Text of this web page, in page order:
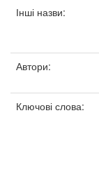
Інші назви:
Автори:
Ключові слова: